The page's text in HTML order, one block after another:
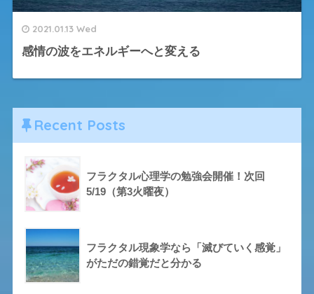
2021.01.13 Wed
感情の波をエネルギーへと変える
Recent Posts
フラクタル心理学の勉強会開催！次回
5/19（第3火曜夜）
フラクタル現象学なら「滅びていく感覚」
がただの錯覚だと分かる